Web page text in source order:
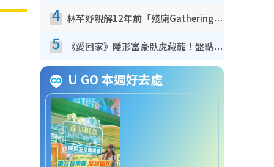
4 林芊妤親解12年前「殘廁Gathering」真相！高層解約一句話重創尊嚴至今拒返TVB
5 《愛回家》隱形富豪臥虎藏龍！盤點12位財氣逼人的有錢藝人：呢位靚女3億身家唔憂做
U GO 本週好去處